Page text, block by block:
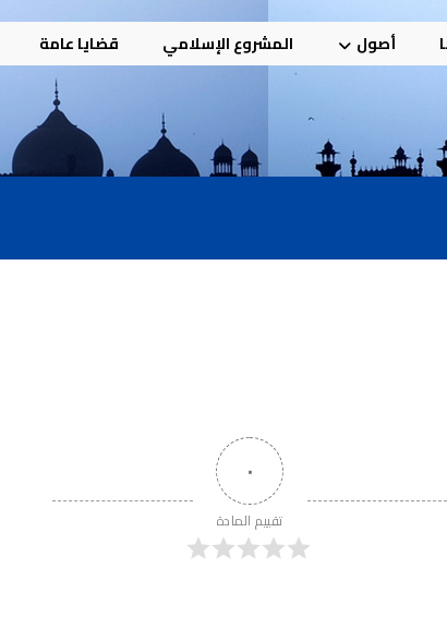
أصول المشروع الإسلامي قضايا عامة
٠
تقييم المادة